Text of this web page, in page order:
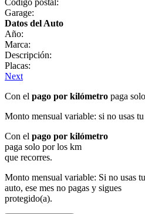
Garage:
Datos del Auto
Año:
Marca:
Descripción:
Placas:
Next
Con el pago por kilómetro paga
Monto mensual variable: si no usas
Con el pago por kilómetro
paga solo por los km
que recorres.
Monto mensual variable: Si no usas tu
auto, ese mes no pagas y sigues
protegido(a).